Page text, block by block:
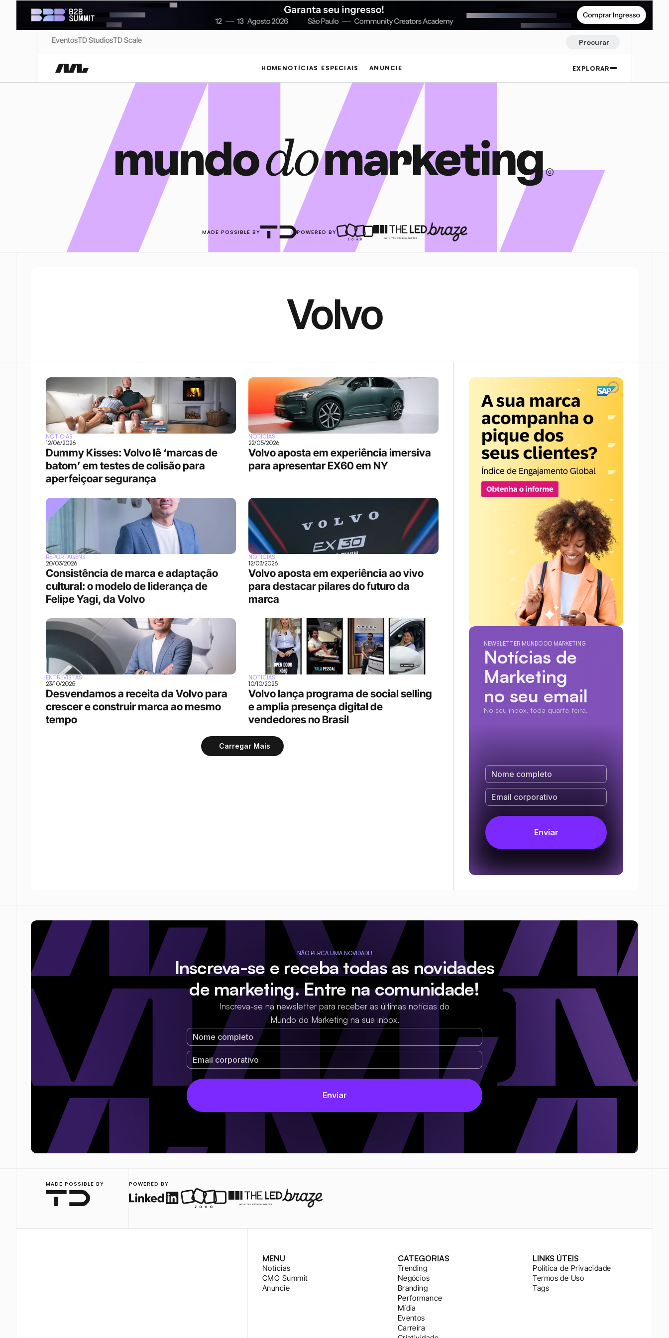
EventosTD StudiosTD Scale Procurar
HOME NOTÍCIAS ESPECIAIS ANUNCIE EXPLORAR
MADE POSSIBLE BY POWERED BY
Volvo
NOTÍCIAS
12/06/2026
Dummy Kisses: Volvo lê ‘marcas de
batom’ em testes de colisão para
aperfeiçoar segurança
NOTÍCIAS
22/05/2026
Volvo aposta em experiência imersiva
para apresentar EX60 em NY
REPORTAGENS
20/03/2026
Consistência de marca e adaptação
cultural: o modelo de liderança de
Felipe Yagi, da Volvo
NOTÍCIAS
12/03/2026
Volvo aposta em experiência ao vivo
para destacar pilares do futuro da
marca
ENTREVISTAS
23/10/2025
Desvendamos a receita da Volvo para
crescer e construir marca ao mesmo
tempo
NOTÍCIAS
10/10/2025
Volvo lança programa de social selling
e amplia presença digital de
vendedores no Brasil
Carregar Mais
NEWSLETTER MUNDO DO MARKETING
Notícias de
Marketing
no seu email
No seu inbox, toda quarta-feira.
NÃO PERCA UMA NOVIDADE!
Inscreva-se e receba todas as novidades
de marketing. Entre na comunidade!
Inscreva-se na newsletter para receber as últimas notícias do
Mundo do Marketing na sua inbox.
MADE POSSIBLE BY POWERED BY
MENU
Notícias
CMO Summit
Anuncie
CATEGORIAS
Trending
Negócios
Branding
Performance
Mídia
Eventos
Carreira
LINKS ÚTEIS
Política de Privacidade
Termos de Uso
Tags